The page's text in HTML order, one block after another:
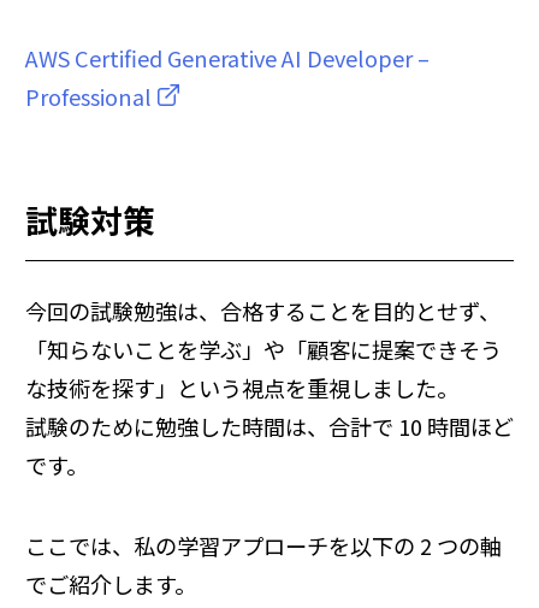
AWS Certified Generative AI Developer –
Professional
試験対策
今回の試験勉強は、合格することを目的とせず、
「知らないことを学ぶ」や「顧客に提案できそう
な技術を探す」という視点を重視しました。
試験のために勉強した時間は、合計で 10 時間ほど
です。
ここでは、私の学習アプローチを以下の 2 つの軸
でご紹介します。